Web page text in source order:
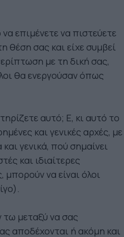
επιμένετε να πιστεύετε
θέση σας και είχε συμβεί
με τη δική σας,
θα ενεργούσαν όπως
αυτό; Ε, κι αυτό το
και γενικές αρχές, με
γενικά, πού σημαίνει
και ιδιαίτερες
να είναι όλοι
τω μεταξύ να σας
αποδέχονται ή ακόμη και